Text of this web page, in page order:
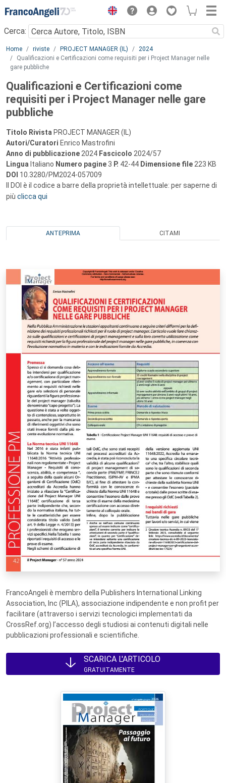
Menu
Cerca:
Main content
Home riviste PROJECT MANAGER (IL)
2024
Qualificazioni e Certificazioni come requisiti per i Project Manager nelle
gare pubbliche
Qualificazioni e Certificazioni come
requisiti per i Project Manager nelle gare
pubbliche
Titolo Rivista PROJECT MANAGER (IL)
Autori/Curatori Enrico Mastrofini
Anno di pubblicazione 2024 Fascicolo 2024/57
Lingua Italiano Numero pagine 3 P. 42-44 Dimensione file 223 KB
DOI 10.3280/PM2024-057009
Il DOI è il codice a barre della proprietà intellettuale: per saperne di
più clicca qui
ANTEPRIMA CITAMI
FrancoAngeli è membro della Publishers International Linking
Association, Inc (PILA), associazione indipendente e non profit per
facilitare (attraverso i servizi tecnologici implementati da
CrossRef.org) l’accesso degli studiosi ai contenuti digitali nelle
pubblicazioni professionali e scientifiche.
SCARICA L'ARTICOLO
GRATUITAMENTE